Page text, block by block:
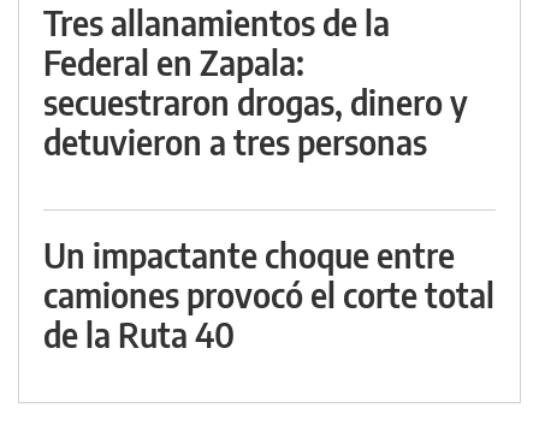
Tres allanamientos de la
Federal en Zapala:
secuestraron drogas, dinero y
detuvieron a tres personas
Un impactante choque entre
camiones provocó el corte total
de la Ruta 40